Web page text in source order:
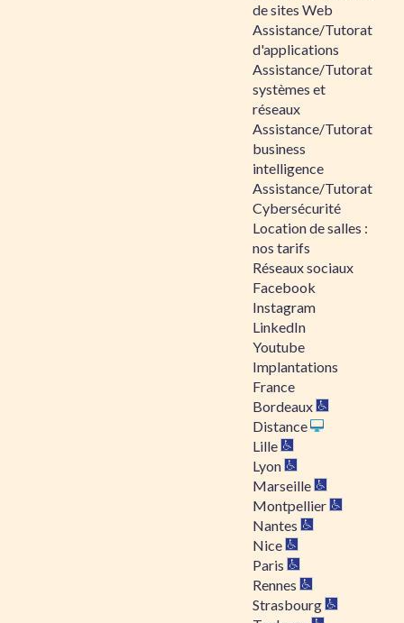
de sites Web
Assistance/Tutorat
d'applications
Assistance/Tutorat
systèmes et
réseaux
Assistance/Tutorat
business
intelligence
Assistance/Tutorat
Cybersécurité
Location de salles :
nos tarifs
Réseaux sociaux
Facebook
Instagram
LinkedIn
Youtube
Implantations
France
Bordeaux
Distance
Lille
Lyon
Marseille
Montpellier
Nantes
Nice
Paris
Rennes
Strasbourg